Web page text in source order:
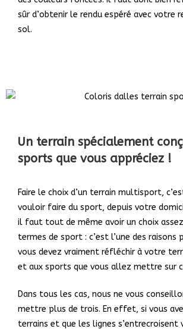
sûr d’obtenir le rendu espéré avec votre
sol.
Un terrain spécialement
sports que vous appréciez !
Faire le choix d’un terrain multisport,
vouloir faire du sport, depuis votre
il faut tout de même avoir un choix
termes de sport : c’est l’une des raisons
vous devez vraiment réfléchir à votre
et aux sports que vous allez mettre sur
Dans tous les cas, nous ne vous
mettre plus de trois. En effet, si vous
terrains et que les lignes s’entrecroisent